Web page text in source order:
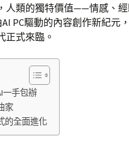
人類的獨特價值——情感、
PC驅動的內容創作新紀元
正式來臨。
一手包辦
家
的全面進化